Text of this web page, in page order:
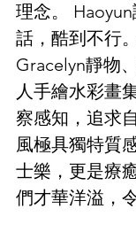
理念。
話，酷到不行
Gracelyn靜物
人手繪水彩畫
察感知，追求
風極具獨特質
士樂，更是療
們才華洋溢，